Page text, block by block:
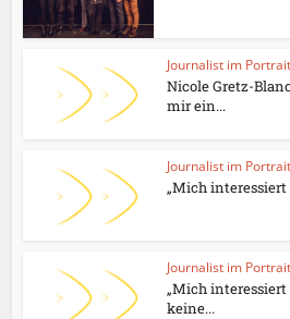
Journalist im Portrait
Nicole Gretz-
mir ein...
Journalist im Portrait
„Mich
Journalist im Portrait
„Mich
keine...